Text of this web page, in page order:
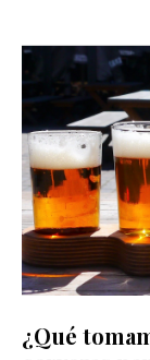
¿Qué